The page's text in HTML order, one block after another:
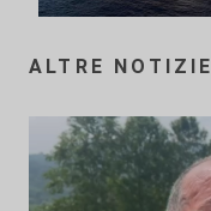
ALTRE NOTIZIE